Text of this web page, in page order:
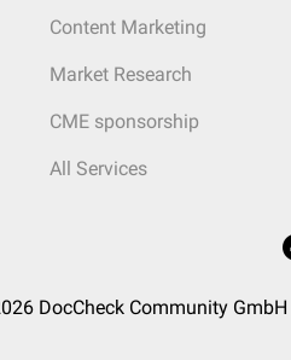
Content Marketing
Market Research
CME sponsorship
All Services
DocCheck Community GmbH